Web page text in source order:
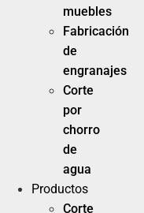
muebles
Fabricación
de
engranajes
Corte
por
chorro
de
agua
Productos
Corte